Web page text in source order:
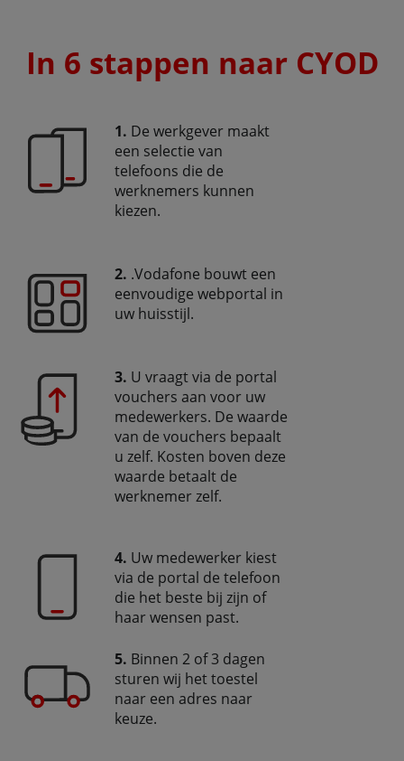
In 6 stappen naar CYOD
1. De werkgever maakt
een selectie van
telefoons die de
werknemers kunnen
kiezen.
2. .Vodafone bouwt een
eenvoudige webportal in
uw huisstijl.
3. U vraagt via de portal
vouchers aan voor uw
medewerkers. De waarde
van de vouchers bepaalt
u zelf. Kosten boven deze
waarde betaalt de
werknemer zelf.
4. Uw medewerker kiest
via de portal de telefoon
die het beste bij zijn of
haar wensen past.
5. Binnen 2 of 3 dagen
sturen wij het toestel
naar een adres naar
keuze.